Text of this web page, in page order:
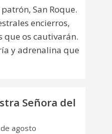
San Roque.
encierros,
que os cautivarán.
y adrenalina que
Señora del
agosto